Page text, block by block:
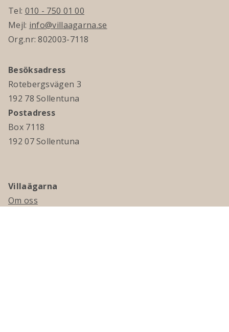
Tel: 010 - 750 01 00
Mejl: info@villaagarna.se
Org.nr: 802003-7118
Besöksadress
Rotebergsvägen 3
192 78 Sollentuna
Postadress
Box 7118
192 07 Sollentuna
Villaägarna
Om oss